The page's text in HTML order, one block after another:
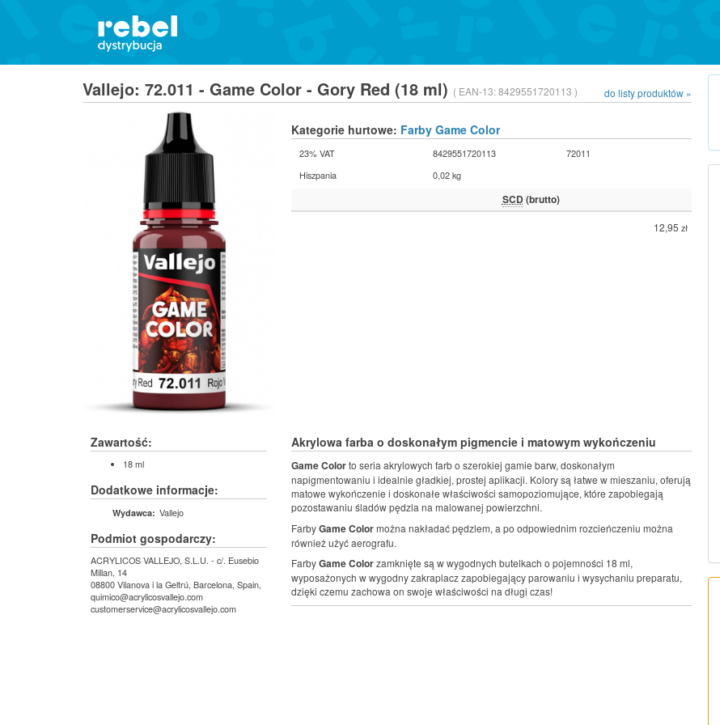
Vallejo: 72.011 - Game Color - Gory Red (18 ml) ( EAN-13:8429551720113 ) do listy produktów »
Kategorie hurtowe: Farby Game Color
23% VAT 8429551720113
72011
Hiszpania
0,02 kg
SCD (brutto)
12,95 zł
Zawartość:
18 ml
Dodatkowe informacje:
Wydawca: Vallejo
Podmiot gospodarczy:
ACRYLICOS VALLEJO, S.L.U. - c/. Eusebio
Millan, 14
08800 Vilanova i la Geltrú, Barcelona, Spain,
quimico@acrylicosvallejo.com
customerservice@acrylicosvallejo.com
Akrylowa farba o doskonałym pigmencie i matowym wykończeniu
Game Colorto seria akrylowych farb o szerokiej gamie barw, doskonałym
napigmentowaniu i idealnie gładkiej, prostej aplikacji. Kolory są łatwe w mieszaniu, oferują
matowe wykończenie i doskonałe właściwości samopoziomujące, które zapobiegają
pozostawaniu śladów pędzla na malowanej powierzchni.
FarbyGame Colormożna nakładać pędzlem, a po odpowiednim rozcieńczeniu można
również użyć aerografu.
FarbyGame Colorzamknięte są w wygodnych butelkach o pojemności 18 ml,
wyposażonych w wygodny zakraplacz zapobiegający parowaniu i wysychaniu preparatu,
dzięki czemu zachowa on swoje właściwości na długi czas!